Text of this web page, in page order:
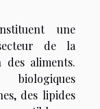
une
de la
aliments.
des lipides